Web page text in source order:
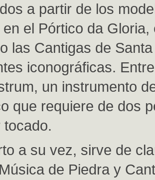
a partir de los
el Pórtico da Gloria,
las Cantigas de
iconográficas.
un instrumento
que requiere de dos
tocado.
a su vez, sirve de
de Piedra y